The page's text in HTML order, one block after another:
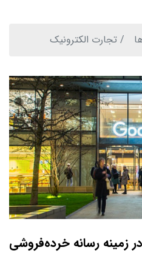
تجارت الکترونیک